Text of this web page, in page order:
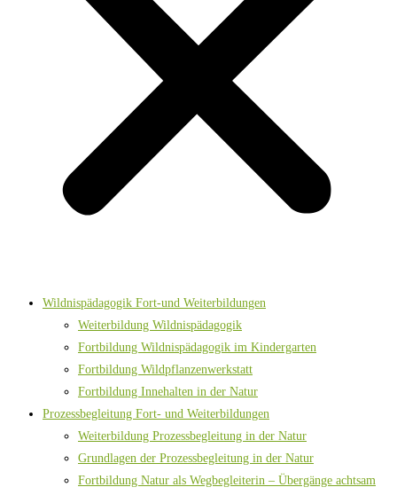
Wildnispädagogik Fort-und Weiterbildungen
Weiterbildung Wildnispädagogik
Fortbildung Wildnispädagogik im Kindergarten
Fortbildung Wildpflanzenwerkstatt
Fortbildung Innehalten in der Natur
Prozessbegleitung Fort- und Weiterbildungen
Weiterbildung Prozessbegleitung in der Natur
Grundlagen der Prozessbegleitung in der Natur
Fortbildung Natur als Wegbegleiterin – Übergänge achtsam